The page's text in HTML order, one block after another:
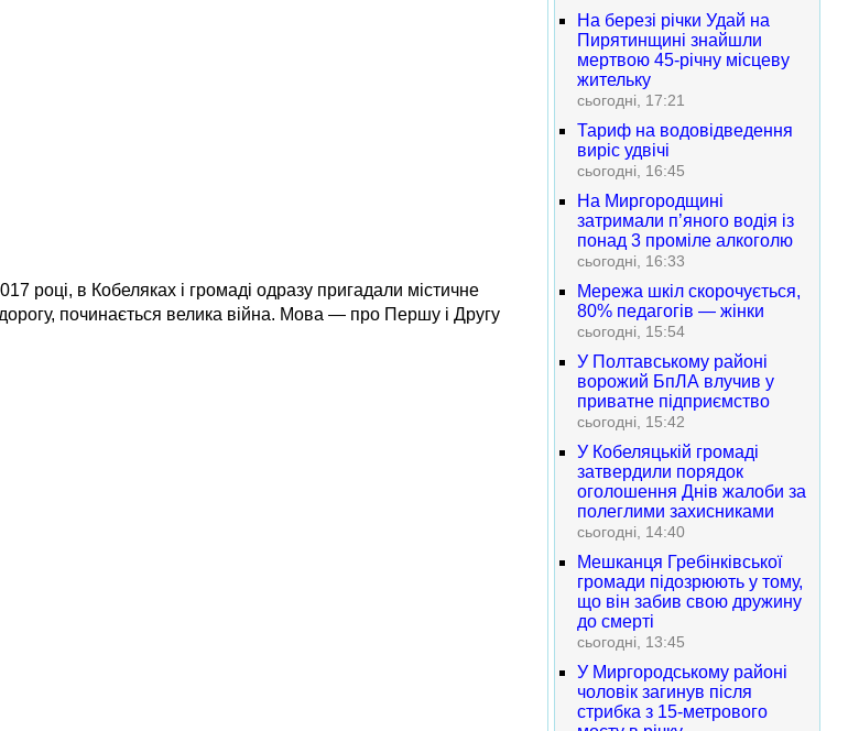
році, в Кобеляках і громаді одразу пригадали містичне
починається велика війна. Мова — про Першу і Другу
На березі річки Удай на
Пирятинщині знайшли
мертвою 45-річну місцеву
жительку
сьогодні, 17:21
Тариф на водовідведення
виріс удвічі
сьогодні, 16:45
На Миргородщині
затримали п’яного водія із
понад 3 проміле алкоголю
сьогодні, 16:33
Мережа шкіл скорочується,
80% педагогів — жінки
сьогодні, 15:54
У Полтавському районі
ворожий БпЛА влучив у
приватне підприємство
сьогодні, 15:42
У Кобеляцькій громаді
затвердили порядок
оголошення Днів жалоби за
полеглими захисниками
сьогодні, 14:40
Мешканця Гребінківської
громади підозрюють у тому,
що він забив свою дружину
до смерті
сьогодні, 13:45
У Миргородському районі
чоловік загинув після
стрибка з 15-метрового